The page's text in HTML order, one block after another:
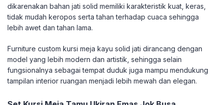
dikarenakan bahan jati solid memiliki karakteristik kuat, keras,
tidak mudah keropos serta tahan terhadap cuaca sehingga
lebih awet dan tahan lama.
Furniture custom kursi meja kayu solid jati dirancang dengan
model yang lebih modern dan artistik, sehingga selain
fungsionalnya sebagai tempat duduk juga mampu mendukung
tampilan interior ruangan menjadi lebih mewah dan elegan.